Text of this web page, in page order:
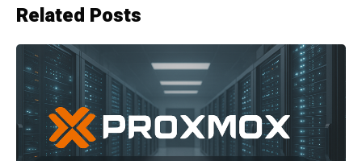
Related Posts